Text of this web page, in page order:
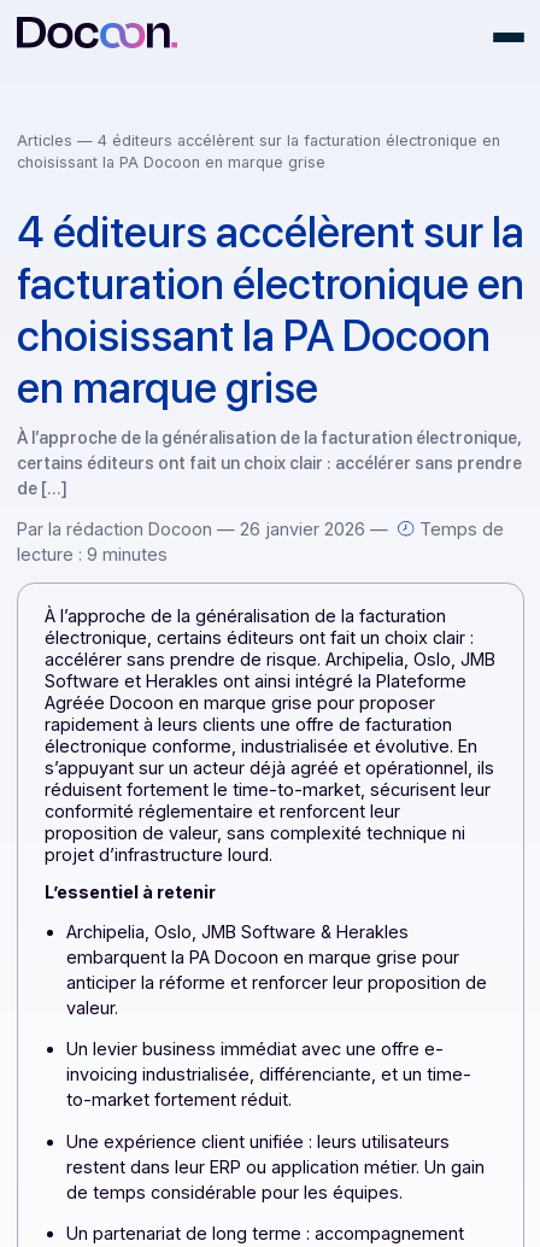
Articles— 4 éditeurs accélèrent sur la facturation électronique
4 éditeurs accélèrent
facturation électronique
choisissant la PA
en marque grise
À l’approche de la généralisation de la facturation
de […]
Par la rédaction Docoon — 26 janvier 2026 —
Temps
lecture : 9 minutes
À l’approche de la généralisation de la facturation
électronique, certains éditeurs ont fait un choix clair :
accélérer sans prendre de risque. Archipelia, Oslo,
Software et Herakles ont ainsi intégré la Plateforme
Agréée Docoon en marque grise pour proposer
rapidement à leurs clients une offre de facturation
électronique conforme, industrialisée et évolutive. En
s’appuyant sur un acteur déjà agréé et opérationnel,
conformité réglementaire et renforcent leur
proposition de valeur, sans complexité technique ni
projet d’infrastructure lourd.
L’essentiel à retenir
embarquent la PA Docoon en marque grise pour
anticiper la réforme et renforcer leur proposition de
Un levier business immédiat avec une offre e-
invoicing industrialisée, différenciante, et un time-
to-market fortement réduit.